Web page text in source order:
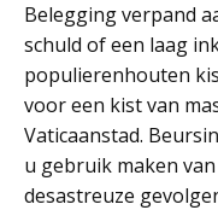
Belegging verpand
schuld of een laag
populierenhouten
voor een kist van
Vaticaanstad.
u gebruik maken
desastreuze